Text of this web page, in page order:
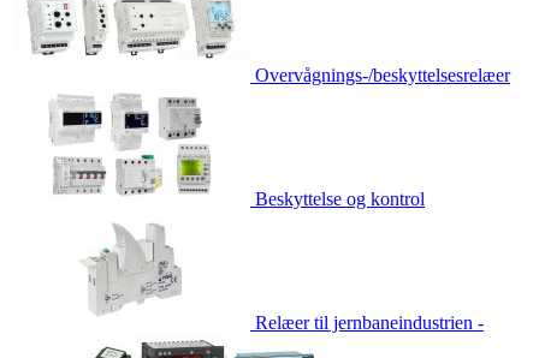
Overvågnings-/beskyttelsesrelæer
Beskyttelse og kontrol
Relæer til jernbaneindustrien -